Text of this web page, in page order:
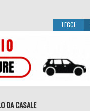
LEGGI
DA CASALE